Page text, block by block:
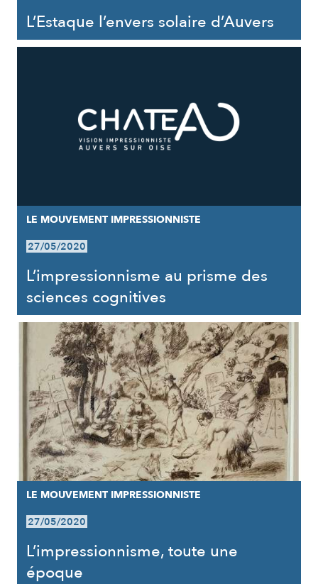
L’Estaque l’envers solaire d’Auvers
LE MOUVEMENT IMPRESSIONNISTE
27/05/2020
L’impressionnisme au prisme des
sciences cognitives
LE MOUVEMENT IMPRESSIONNISTE
27/05/2020
L’impressionnisme, toute une
époque